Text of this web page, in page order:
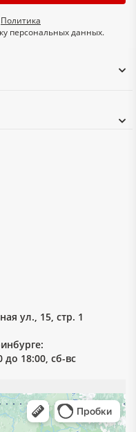
Политика
персональных данных.
ул., 15, стр. 1
18:00, сб-вс